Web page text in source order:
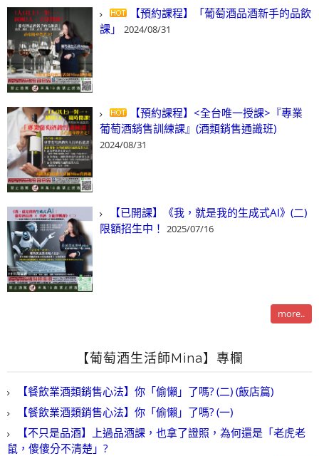
【預約課程】「葡萄酒品酒新手的品飲
課」
2024/08/31
【預約課程】<全台唯一授課>『專業
葡萄酒銷售訓練課』(酒類銷售通識班)
2024/08/31
【已開課】《我，就是我的生成式AI》(二)
限額招生中！ 2025/07/16
more..
【葡萄酒生活師Mina】專欄
【餐飲業酒類銷售心法】你「偷懶」了嗎? (二) (飯店篇)
【餐飲業酒類銷售心法】你「偷懶」了嗎? (一)
【不只是品酒】上過品酒課，也拿了證照，為何還是「老虎老
鼠，傻傻分不清楚」?